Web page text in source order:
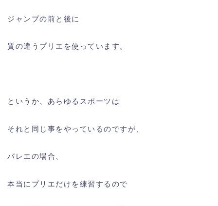
ジャンプの前と後に
質の違うプリエを使っています。
というか、あらゆるスポーツは
それと同じ事をやっているのですが、
バレエの場合、
本当にプリエだけを練習するので